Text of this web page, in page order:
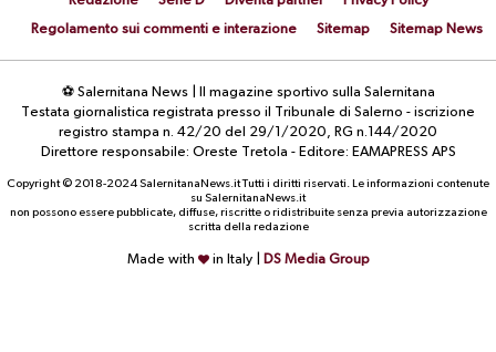
Regolamento sui commenti e interazione
Sitemap Sitemap News
⚽ Salernitana News | Il magazine sportivo sulla Salernitana
Testata giornalistica registrata presso il Tribunale di Salerno - iscrizione
registro stampa n. 42/20 del 29/1/2020, RG n.144/2020
Direttore responsabile: Oreste Tretola - Editore: EAMAPRESS APS
Copyright © 2018-2024 SalernitanaNews.it Tutti i diritti riservati. Le informazioni contenute
su SalernitanaNews.it
non possono essere pubblicate, diffuse, riscritte o ridistribuite senza previa autorizzazione
scritta della redazione
Made with in Italy | DS Media Group